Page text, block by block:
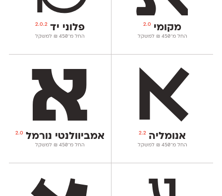
מקומי 2.0
החל מ־450
₪ למשקל
פלוני יד2.0.2
החל מ־450
₪ למשקל
אנומליה 2.2
החל מ־450
₪ למשקל
אמביוולנטי נורמל 2.0
החל מ־450
₪ למשקל